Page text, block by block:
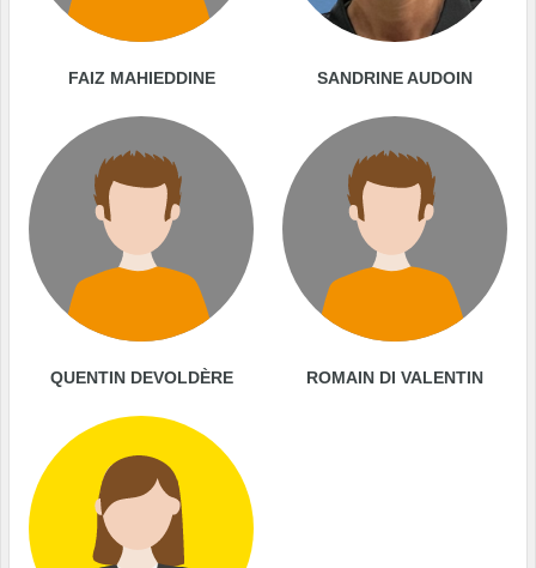
FAIZ MAHIEDDINE SANDRINE AUDOIN
QUENTIN DEVOLDÈRE ROMAIN DI VALENTIN